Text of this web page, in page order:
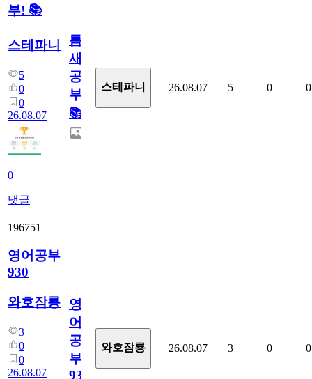
부! 📚
스테파니
5
0
0
26.08.07
0
댓글
틈
새
공
부!
📚
스테파니 26.08.07 5 0 0
196751
영어공부
930
와호잠룡
3
0
0
26.08.07
영
어
공
부
930
와호잠룡 26.08.07 3 0 0